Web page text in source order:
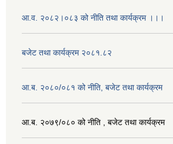
आ.व. २०८२।०८३ को नीति तथा कार्यक्रम ।।।
बजेट तथा कार्यक्रम २०८१.८२
आ.ब. २०८०/०८१ को नीति, बजेट तथा कार्यक्रम
आ.ब. २०७९/०८० को नीति , बजेट तथा कार्यक्रम